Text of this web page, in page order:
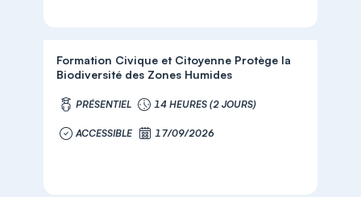
Formation Civique et Citoyenne Protège la
Biodiversité des Zones Humides
PRÉSENTIEL 14 HEURES (2 JOURS)
ACCESSIBLE 17/09/2026